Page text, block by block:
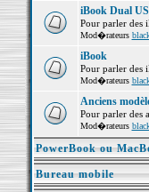
iBook Dual
Pour parler des
Mod�rateurs
iBook
Pour parler des
Mod�rateurs
Anciens
Pour parler des
Mod�rateurs
PowerBook ou
Bureau mobile